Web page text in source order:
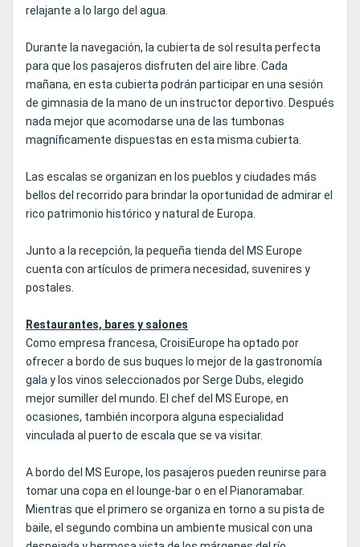
relajante a lo largo del agua.
Durante la navegación, la cubierta de sol resulta perfecta
para que los pasajeros disfruten del aire libre. Cada
mañana, en esta cubierta podrán participar en una sesión
de gimnasia de la mano de un instructor deportivo. Después
nada mejor que acomodarse una de las tumbonas
magníficamente dispuestas en esta misma cubierta.
Las escalas se organizan en los pueblos y ciudades más
bellos del recorrido para brindar la oportunidad de admirar el
rico patrimonio histórico y natural de Europa.
Junto a la recepción, la pequeña tienda del MS Europe
cuenta con artículos de primera necesidad, suvenires y
postales.
Restaurantes, bares y salones
Como empresa francesa, CroisiEurope ha optado por
ofrecer a bordo de sus buques lo mejor de la gastronomía
gala y los vinos seleccionados por Serge Dubs, elegido
mejor sumiller del mundo. El chef del MS Europe, en
ocasiones, también incorpora alguna especialidad
vinculada al puerto de escala que se va visitar.
A bordo del MS Europe, los pasajeros pueden reunirse para
tomar una copa en el lounge-bar o en el Pianoramabar.
Mientras que el primero se organiza en torno a su pista de
baile, el segundo combina un ambiente musical con una